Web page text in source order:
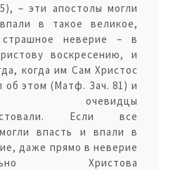
– эти апостолы могли
в такое великое,
неверие – в
воскресению, и
когда им Сам Христос
об этом (Матф. Зач. 81) и
очевидцы
Если все
впасть и впали в
даже прямо в неверие
Христова